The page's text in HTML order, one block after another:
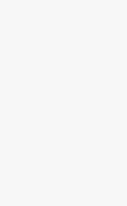
să vorbească despre
Pentru a face
psihiatrul trebuie să
paternalistă și
schimb, o poziție
ar însemna ca un
un client să adauge
cunoaște-te
relația cu tine însuți